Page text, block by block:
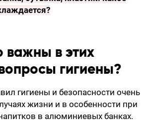
важны в этих
гигиены?
гигиены и безопасности очень
жизни и в особенности при
в алюминиевых банках.